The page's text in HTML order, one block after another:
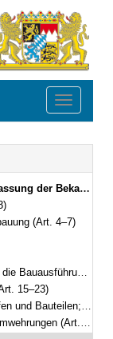
Toggle
S. 588) BayRS 2132-1-B (Art. 1–84)
(Art. 4–7)
(Art. 9–14)
15–23)
Dächer (Art. 24–30)
(Art. 31–36)